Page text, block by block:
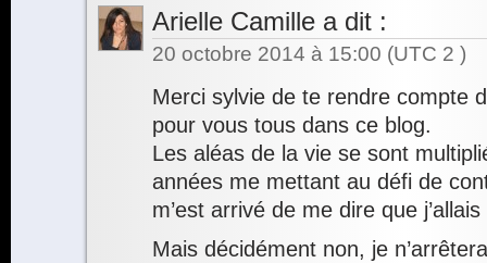
Arielle Camille a dit :
20 octobre 2014 à 15:00 (UTC 2 )
Merci sylvie de te rendre compte
pour vous tous dans ce blog.
Les aléas de la vie se sont
années me mettant au défi de
m’est arrivé de me dire que
Mais décidément non, je